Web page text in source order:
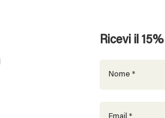
Ricevi il